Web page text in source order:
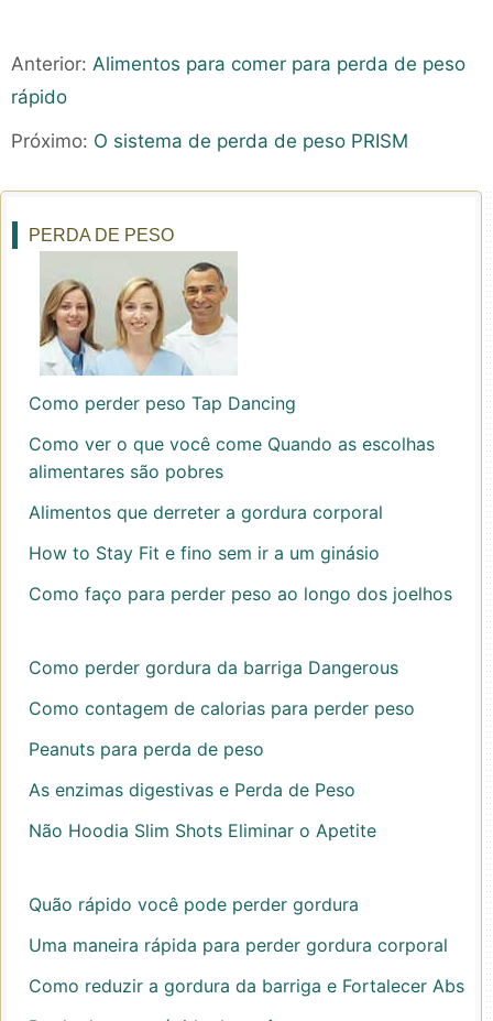
Anterior: Alimentos para comer para perda de peso
rápido
Próximo: O sistema de perda de peso PRISM
PERDA DE PESO
Como perder peso Tap Dancing
Como ver o que você come Quando as escolhas
alimentares são pobres
Alimentos que derreter a gordura corporal
How to Stay Fit e fino sem ir a um ginásio
Como faço para perder peso ao longo dos joelhos
Como perder gordura da barriga Dangerous
Como contagem de calorias para perder peso
Peanuts para perda de peso
As enzimas digestivas e Perda de Peso
Não Hoodia Slim Shots Eliminar o Apetite
Quão rápido você pode perder gordura
Uma maneira rápida para perder gordura corporal
Como reduzir a gordura da barriga e Fortalecer Abs